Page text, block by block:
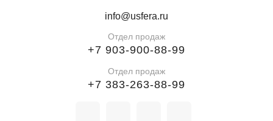
info@usfera.ru
Отдел продаж
+7 903-900-88-99
Отдел продаж
+7 383-263-88-99